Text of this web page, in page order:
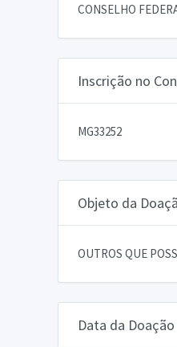
CONSELHO
Inscrição no
MG33252
Objeto da
OUTROS QUE
Data da Doação